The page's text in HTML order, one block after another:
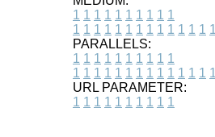
1 1 1 1 1 1 1 1 1 1
1 1 1 1 1 1 1 1 1 1 1 1 1
PARALLELS:
1 1 1 1 1 1 1 1 1 1
1 1 1 1 1 1 1 1 1 1 1 1 1
URL PARAMETER:
1 1 1 1 1 1 1 1 1 1